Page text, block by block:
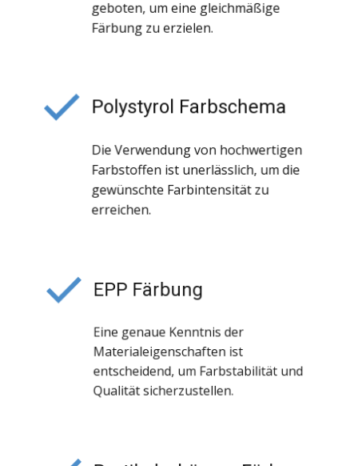
geboten, um eine gleichmäßige
Färbung zu erzielen.
Polystyrol Farbschema
Die Verwendung von hochwertigen
Farbstoffen ist unerlässlich, um die
gewünschte Farbintensität zu
erreichen.
EPP Färbung
Eine genaue Kenntnis der
Materialeigenschaften ist
entscheidend, um Farbstabilität und
Qualität sicherzustellen.